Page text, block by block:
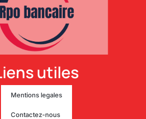
Mentions legales
Contactez-nous
utiles